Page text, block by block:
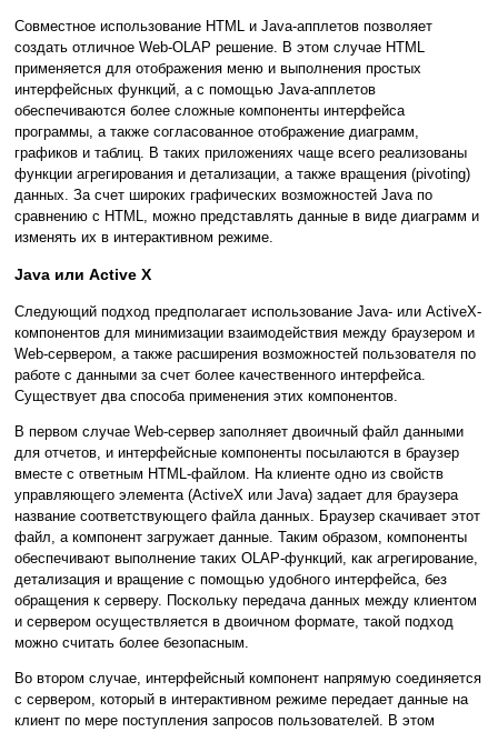
Совместное использование HTML и Java-апплетов позволяет
создать отличное Web-OLAP решение. В этом случае HTML
применяется для отображения меню и выполнения простых
интерфейсных функций, а с помощью Java-апплетов
обеспечиваются более сложные компоненты интерфейса
программы, а также согласованное отображение диаграмм,
графиков и таблиц. В таких приложениях чаще всего реализованы
функции агрегирования и детализации, а также вращения (pivoting)
данных. За счет широких графических возможностей Java по
сравнению с HTML, можно представлять данные в виде диаграмм и
изменять их в интерактивном режиме.
Java или Active X
Следующий подход предполагает использование Java- или ActiveX-
компонентов для минимизации взаимодействия между браузером и
Web-сервером, а также расширения возможностей пользователя по
работе с данными за счет более качественного интерфейса.
Существует два способа применения этих компонентов.
В первом случае Web-сервер заполняет двоичный файл данными
для отчетов, и интерфейсные компоненты посылаются в браузер
вместе с ответным HTML-файлом. На клиенте одно из свойств
управляющего элемента (ActiveX или Java) задает для браузера
название соответствующего файла данных. Браузер скачивает этот
файл, а компонент загружает данные. Таким образом, компоненты
обеспечивают выполнение таких OLAP-функций, как агрегирование,
детализация и вращение с помощью удобного интерфейса, без
обращения к серверу. Поскольку передача данных между клиентом
и сервером осуществляется в двоичном формате, такой подход
можно считать более безопасным.
Во втором случае, интерфейсный компонент напрямую соединяется
с сервером, который в интерактивном режиме передает данные на
клиент по мере поступления запросов пользователей. В этом